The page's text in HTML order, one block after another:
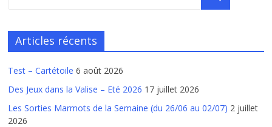
Articles récents
Test – Cartétoile 6 août 2026
Des Jeux dans la Valise – Eté 2026 17 juillet 2026
Les Sorties Marmots de la Semaine (du 26/06 au 02/07) 2 juillet
2026